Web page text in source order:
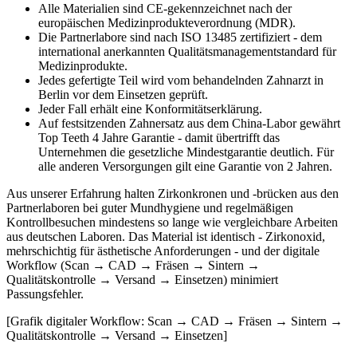
Alle Materialien sind CE-gekennzeichnet nach der
europäischen Medizinprodukteverordnung (MDR).
Die Partnerlabore sind nach ISO 13485 zertifiziert - dem
international anerkannten Qualitätsmanagementstandard für
Medizinprodukte.
Jedes gefertigte Teil wird vom behandelnden Zahnarzt in
Berlin vor dem Einsetzen geprüft.
Jeder Fall erhält eine Konformitätserklärung.
Auf festsitzenden Zahnersatz aus dem China-Labor gewährt
Top Teeth 4 Jahre Garantie - damit übertrifft das
Unternehmen die gesetzliche Mindestgarantie deutlich. Für
alle anderen Versorgungen gilt eine Garantie von 2 Jahren.
Aus unserer Erfahrung halten Zirkonkronen und -brücken aus den
Partnerlaboren bei guter Mundhygiene und regelmäßigen
Kontrollbesuchen mindestens so lange wie vergleichbare Arbeiten
aus deutschen Laboren. Das Material ist identisch - Zirkonoxid,
mehrschichtig für ästhetische Anforderungen - und der digitale
Workflow (Scan → CAD → Fräsen → Sintern →
Qualitätskontrolle → Versand → Einsetzen) minimiert
Passungsfehler.
[Grafik digitaler Workflow: Scan → CAD → Fräsen → Sintern →
Qualitätskontrolle → Versand → Einsetzen]